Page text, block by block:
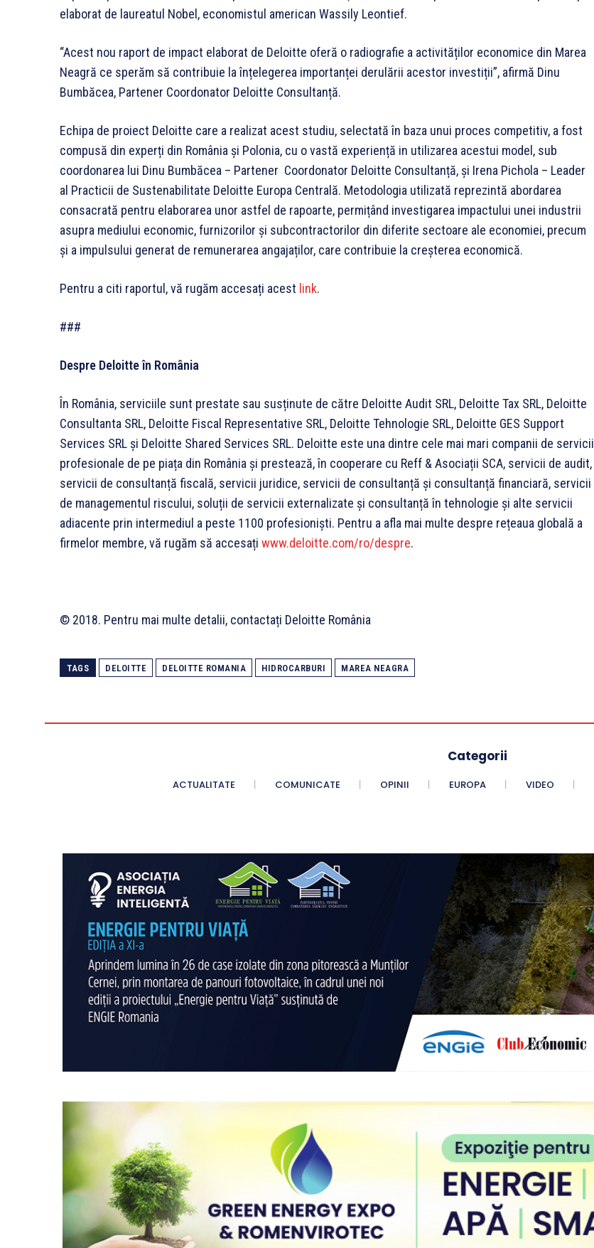
elaborat de laureatul Nobel, economistul american Wassily Leontief.
“Acest nou raport de impact elaborat de Deloitte oferă o radiografie a activităților economice din Marea
Neagră ce sperăm să contribuie la înțelegerea importanței derulării acestor investiții”, afirmă Dinu
Bumbăcea, Partener Coordonator Deloitte Consultanță.
Echipa de proiect Deloitte care a realizat acest studiu, selectată în baza unui proces competitiv, a fost
compusă din experți din România și Polonia, cu o vastă experiență in utilizarea acestui model, sub
coordonarea lui Dinu Bumbăcea – Partener Coordonator Deloitte Consultanță, și Irena Pichola – Leader
al Practicii de Sustenabilitate Deloitte Europa Centrală. Metodologia utilizată reprezintă abordarea
consacrată pentru elaborarea unor astfel de rapoarte, permițând investigarea impactului unei industrii
asupra mediului economic, furnizorilor și subcontractorilor din diferite sectoare ale economiei, precum
și a impulsului generat de remunerarea angajaților, care contribuie la creșterea economică.
Pentru a citi raportul, vă rugăm accesați acest link.
###
Despre Deloitte în România
În România, serviciile sunt prestate sau susținute de către Deloitte Audit SRL, Deloitte Tax SRL, Deloitte
Consultanta SRL, Deloitte Fiscal Representative SRL, Deloitte Tehnologie SRL, Deloitte GES Support
Services SRL și Deloitte Shared Services SRL. Deloitte este una dintre cele mai mari companii de servicii
profesionale de pe piața din România și prestează, în cooperare cu Reff & Asociații SCA, servicii de audit,
servicii de consultanță fiscală, servicii juridice, servicii de consultanță și consultanță financiară, servicii
de managementul riscului, soluții de servicii externalizate și consultanță în tehnologie și alte servicii
adiacente prin intermediul a peste 1100 profesioniști. Pentru a afla mai multe despre rețeaua globală a
firmelor membre, vă rugăm să accesați www.deloitte.com/ro/despre.
© 2018. Pentru mai multe detalii, contactați Deloitte România
TAGS DELOITTE DELOITTE ROMANIA HIDROCARBURI MAREA NEAGRA
Categorii
ACTUALITATE COMUNICATE OPINII EUROPA VIDEO